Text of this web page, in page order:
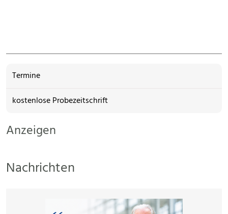
Termine
kostenlose Probezeitschrift
Anzeigen
Nachrichten